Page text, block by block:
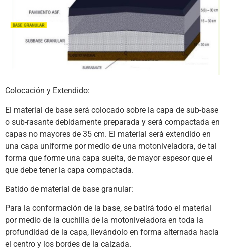
Colocación y Extendido:
El material de base será colocado sobre la capa de sub-base
o sub-rasante debidamente preparada y será compactada en
capas no mayores de 35 cm. El material será extendido en
una capa uniforme por medio de una motoniveladora, de tal
forma que forme una capa suelta, de mayor espesor que el
que debe tener la capa compactada.
Batido de material de base granular:
Para la conformación de la base, se batirá todo el material
por medio de la cuchilla de la motoniveladora en toda la
profundidad de la capa, llevándolo en forma alternada hacia
el centro y los bordes de la calzada.